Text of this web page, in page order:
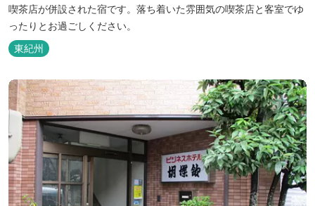
喫茶店が併設された宿です。落ち着いた雰囲気の喫茶店と客室でゆ
ったりとお過ごしください。
東紀州